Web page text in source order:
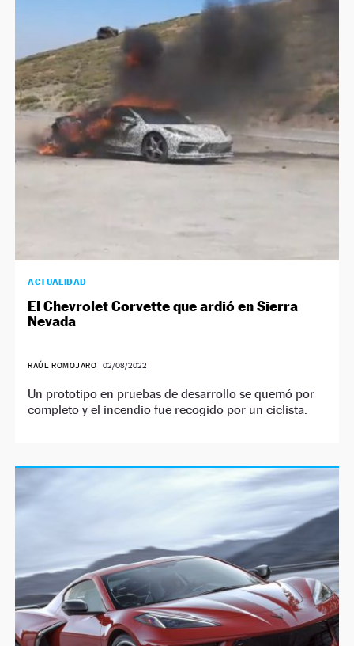
ACTUALIDAD
El Chevrolet Corvette que ardió en Sierra
Nevada
RAÚL ROMOJARO |02/08/2022
Un prototipo en pruebas de desarrollo se quemó por
completo y el incendio fue recogido por un ciclista.